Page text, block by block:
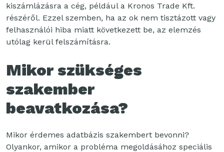
kiszámlázásra a cég, például a Kronos Trade Kft.
részéről. Ezzel szemben, ha az ok nem tisztázott vagy
felhasználói hiba miatt következett be, az elemzés
utólag kerül felszámításra.
Mikor szükséges
szakember
beavatkozása?
Mikor érdemes adatbázis szakembert bevonni?
Olyankor, amikor a probléma megoldásához speciális